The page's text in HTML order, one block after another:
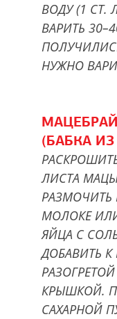
ВОДУ (1 СТ.
ВАРИТЬ
НУЖНО
МАЦЕБРАЙ
(БАБКА
ЛИСТА
РАЗМОЧИТЬ
МОЛОКЕ
ЯЙЦА С
ДОБАВИТЬ К
КРЫШКОЙ.
САХАРНОЙ